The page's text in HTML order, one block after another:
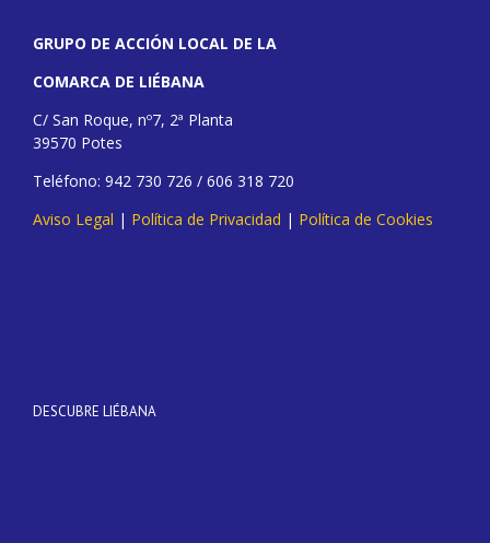
GRUPO DE ACCIÓN LOCAL DE LA
COMARCA DE LIÉBANA
C/ San Roque, nº7, 2ª Planta
39570 Potes
Teléfono: 942 730 726 / 606 318 720
Aviso Legal | Política de Privacidad | Política de Cookies
DESCUBRE LIÉBANA